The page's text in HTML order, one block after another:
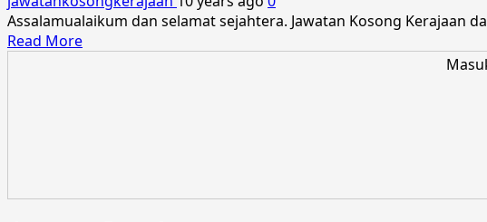
Assalamualaikum dan selamat sejahtera. Jawatan Kosong Kerajaan
Read MoreRead
Perubatan